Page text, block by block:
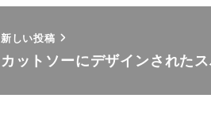
新しい投稿
カットソーにデザインされた